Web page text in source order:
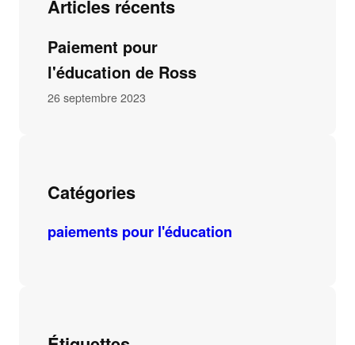
Articles récents
Paiement pour
l'éducation de Ross
26 septembre 2023
Catégories
paiements pour l'éducation